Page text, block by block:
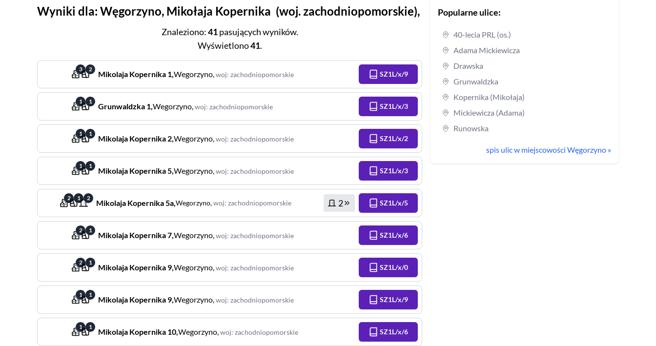
Wyniki dla:Węgorzyno, Mikołaja Kopernika (woj.zachodniopomorskie),
Znaleziono:41pasujących wyników.
Wyświetlono41.
3 2
Mikolaja Kopernika 1,Wegorzyno,woj:zachodniopomorskie SZ1L/x/9
1 1
Grunwaldzka 1,Wegorzyno,woj:zachodniopomorskie SZ1L/x/3
1 1
Mikolaja Kopernika 2,Wegorzyno,woj:zachodniopomorskie SZ1L/x/2
1 1
Mikolaja Kopernika5,Wegorzyno,woj:zachodniopomorskie SZ1L/x/3
2 1 2
Mikolaja Kopernika5a,Wegorzyno,woj:zachodniopomorskie 2 SZ1L/x/5
2 1
Mikolaja Kopernika7,Wegorzyno,woj:zachodniopomorskie SZ1L/x/6
2 1
Mikolaja Kopernika 9,Wegorzyno,woj:zachodniopomorskie SZ1L/x/0
1 1
Mikolaja Kopernika 9,Wegorzyno,woj:zachodniopomorskie SZ1L/x/9
1 1
Mikolaja Kopernika 10,Wegorzyno,woj:zachodniopomorskie SZ1L/x/6
Popularne ulice:
40-lecia PRL (os.)
Adama Mickiewicza
Drawska
Grunwaldzka
Kopernika (Mikołaja)
Mickiewicza (Adama)
Runowska
spis ulic w miejscowości Węgorzyno»